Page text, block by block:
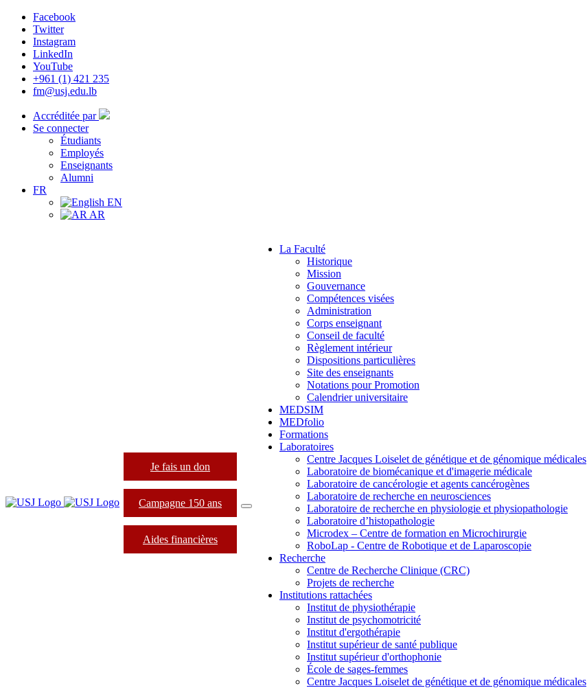
Facebook
Twitter
Instagram
LinkedIn
YouTube
+961 (1) 421 235
fm@usj.edu.lb
Accréditée par
Se connecter
Étudiants
Employés
Enseignants
Alumni
FR
EN
AR
Je fais un don
Campagne 150 ans
Aides financières
La Faculté
Historique
Mission
Gouvernance
Compétences visées
Administration
Corps enseignant
Conseil de faculté
Règlement intérieur
Dispositions particulières
Site des enseignants
Notations pour Promotion
Calendrier universitaire
MEDSIM
MEDfolio
Formations
Laboratoires
Centre Jacques Loiselet de génétique et de génomique médicales
Laboratoire de biomécanique et d'imagerie médicale
Laboratoire de cancérologie et agents cancérogènes
Laboratoire de recherche en neurosciences
Laboratoire de recherche en physiologie et physiopathologie
Laboratoire d’histopathologie
Microdex – Centre de formation en Microchirurgie
RoboLap - Centre de Robotique et de Laparoscopie
Recherche
Centre de Recherche Clinique (CRC)
Projets de recherche
Institutions rattachées
Institut de physiothérapie
Institut de psychomotricité
Institut d'ergothérapie
Institut supérieur de santé publique
Institut supérieur d'orthophonie
École de sages-femmes
Centre Jacques Loiselet de génétique et de génomique médicales